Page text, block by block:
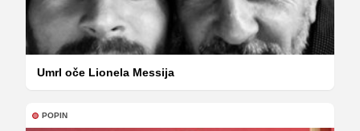
Umrl oče Lionela Messija
POPIN